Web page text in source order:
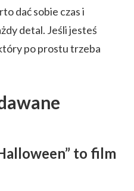
dać sobie czas i
detal. Jeśli jesteś
po prostu trzeba
to film